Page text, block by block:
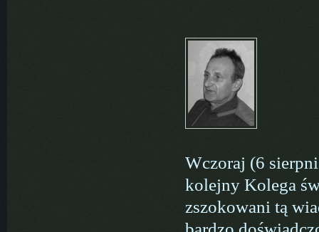
Wczoraj (6
kolejny Kolega
zszokowani tą